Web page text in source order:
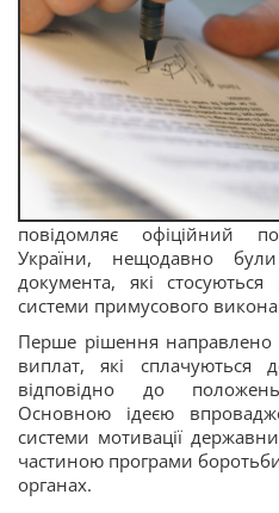
повідомляє офіційний
України, нещодавно
документа, які
системи примусового
Перше рішення
виплат, які сплачуються
відповідно до
Основною ідеєю
системи мотивації
частиною програми
органах.